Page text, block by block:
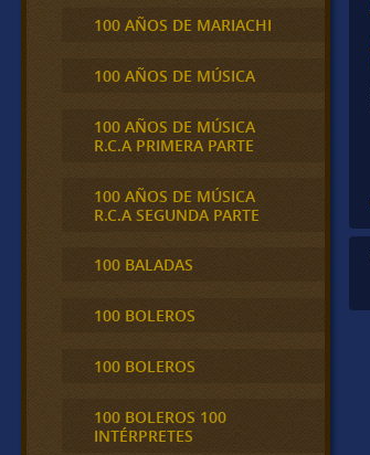
100 AÑOS DE MARIACHI
100 AÑOS DE MÚSICA
100 AÑOS DE MÚSICA
R.C.A PRIMERA PARTE
100 AÑOS DE MÚSICA
R.C.A SEGUNDA PARTE
100 BALADAS
100 BOLEROS
100 BOLEROS
100 BOLEROS 100
INTÉRPRETES